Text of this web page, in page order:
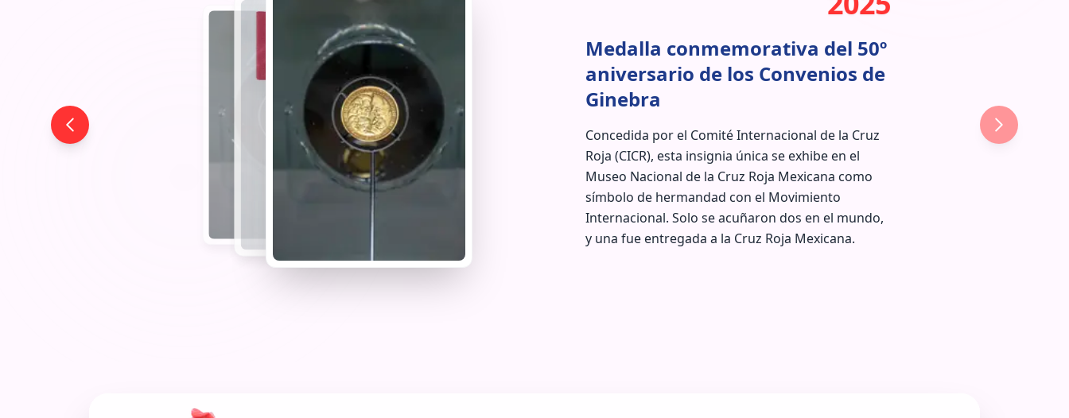
Medalla conmemorativa del 50º
aniversario de los Convenios de
Ginebra
Concedida por el Comité Internacional de la Cruz
Roja (CICR), esta insignia única se exhibe en el
Museo Nacional de la Cruz Roja Mexicana como
símbolo de hermandad con el Movimiento
Internacional. Solo se acuñaron dos en el mundo,
y una fue entregada a la Cruz Roja Mexicana.